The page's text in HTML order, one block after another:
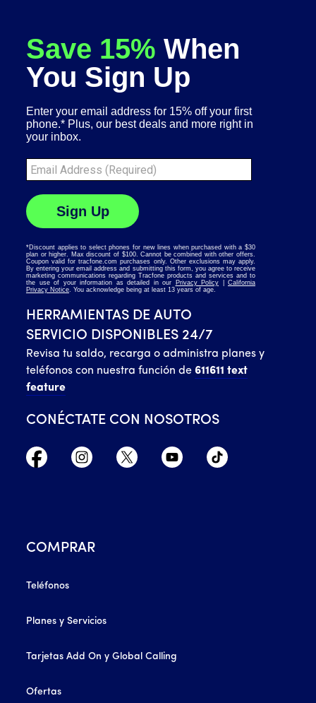
HERRAMIENTAS DE AUTO
SERVICIO DISPONIBLES 24/7
Revisa tu saldo, recarga o administra planes y
teléfonos con nuestra función de 611611 text
feature
CONÉCTATE CON NOSOTROS
COMPRAR
Teléfonos
Planes y Servicios
Tarjetas Add On y Global Calling
Ofertas